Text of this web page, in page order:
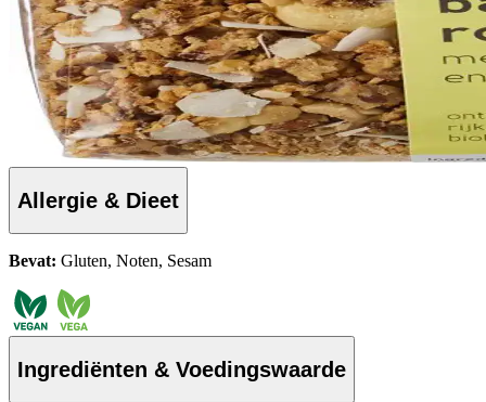
Allergie & Dieet
Bevat: Gluten, Noten, Sesam
Ingrediënten & Voedingswaarde